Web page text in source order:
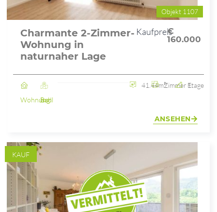
Objekt 1107
Charmante 2-Zimmer-
Wohnung in
naturnaher Lage
Kaufpreis
€
160.000
Wohnung
Bad Ischl
41.44m²2 Zimmer 1. Etage
ANSEHEN
KAUF